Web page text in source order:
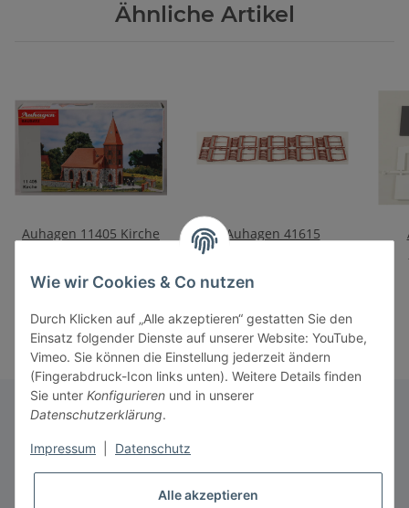
Ähnliche Artikel
Auhagen 11405 Kirche
Auhagen 41615
Informationen
Gesetzliche Informationen
Wie wir Cookies & Co nutzen
Durch Klicken auf „Alle akzeptieren“ gestatten Sie den
Einsatz folgender Dienste auf unserer Website: YouTube,
Vimeo. Sie können die Einstellung jederzeit ändern
(Fingerabdruck-Icon links unten). Weitere Details finden
Sie unter Konfigurieren und in unserer
Datenschutzerklärung.
Impressum Datenschutz
Alle akzeptieren